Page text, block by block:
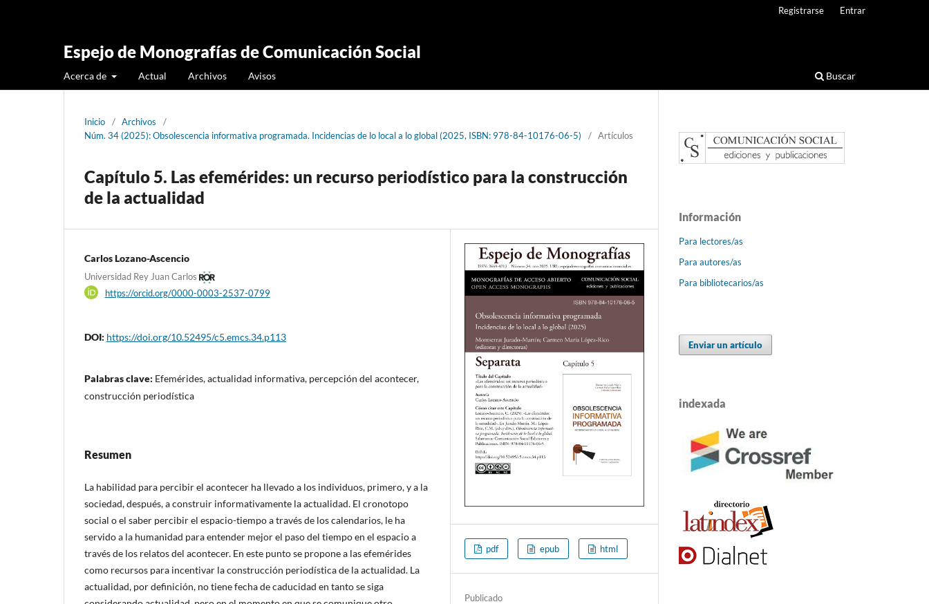
Espejo de Monografías de Comunicación Social
Acerca de Actual Archivos Avisos Buscar
Registrarse Entrar
Inicio / Archivos
/
Núm. 34 (2025): Obsolescencia informativa programada. Incidencias de lo local a lo global (2025, ISBN: 978-84-10176-06-5)
/ Artículos
Capítulo 5. Las efemérides: un recurso periodístico para la construcción
de la actualidad
Carlos Lozano-Ascencio
Universidad Rey Juan Carlos
https://orcid.org/0000-0003-2537-0799
DOI: https://doi.org/10.52495/c5.emcs.34.p113
Palabras clave: Efemérides, actualidad informativa, percepción del acontecer,
construcción periodística
Resumen
La habilidad para percibir el acontecer ha llevado a los individuos, primero, y a la
sociedad, después, a construir informativamente la actualidad. El cronotopo
social o el saber percibir el espacio-tiempo a través de los calendarios, le ha
servido a la humanidad para entender mejor el paso del tiempo en el espacio a
través de los relatos del acontecer. En este punto se propone a las efemérides
como recursos para incentivar la construcción periodística de la actualidad. La
actualidad, por definición, no tiene fecha de caducidad en tanto se siga
pdf epub html
Publicado
Información
Para lectores/as
Para autores/as
Para bibliotecarios/as
Enviar un artículo
indexada